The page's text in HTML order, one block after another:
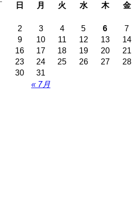
日
月 火 水 木 金
« 7月
2
3 4 5 6 7
9
10 11 12 13 14
16
17 18 19 20 21
23
24 25 26 27 28
30
31